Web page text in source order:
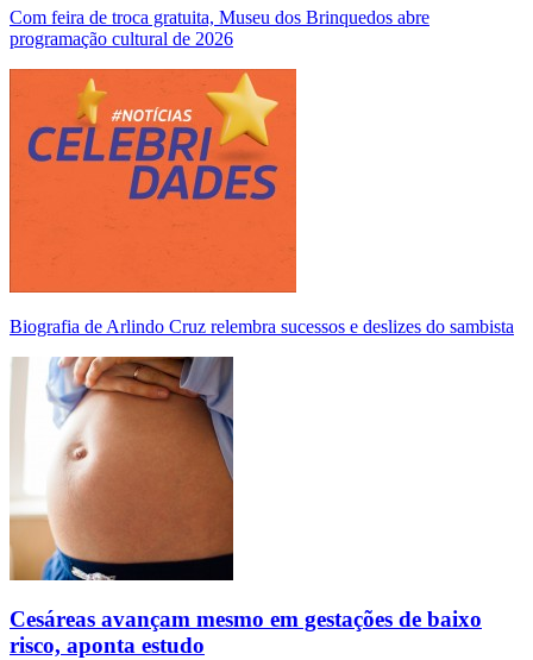
Com feira de troca gratuita, Museu dos Brinquedos abre
programação cultural de 2026
Biografia de Arlindo Cruz relembra sucessos e deslizes do sambista
Cesáreas avançam mesmo em gestações de baixo
risco, aponta estudo